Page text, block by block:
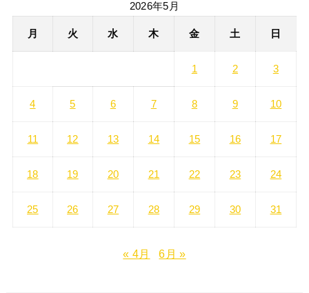
2026年5月
月 火 水 木 金 土 日
1 2 3
4 5 6 7 8 9 10
11 12 13 14 15 16 17
18 19 20 21 22 23 24
25 26 27 28 29 30 31
« 4月 6月 »